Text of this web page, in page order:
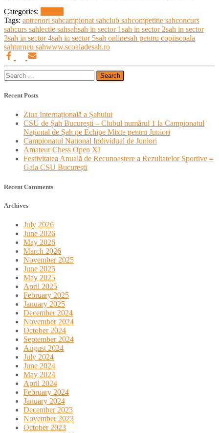
Categories:
Tags: antrenori sahcampionat sahclub sahcompetitie sahconcurs
sahcurs sahlectie sahsahsah in sector 1sah in sector 2sah in sector
3sah in sector 4sah in sector 5sah onlinesah pentru copiiscoala
sahturneu sahwww.scoaladesah.ro
Search
for:
Recent Posts
Ziua Internațională a Șahului
CSU de Șah București – Clubul numărul 1 la Campionatul
Național de Șah pe Echipe Mixte pentru Juniori
Campionatul National Individual de Juniori
Amateur Chess Open XI
Festivitatea Anuală de Recunoaștere a Rezultatelor Sportive –
Gala CSU București
Recent Comments
Archives
July 2026
June 2026
May 2026
March 2026
November 2025
June 2025
May 2025
April 2025
February 2025
January 2025
December 2024
November 2024
October 2024
September 2024
August 2024
July 2024
June 2024
May 2024
April 2024
February 2024
January 2024
December 2023
November 2023
October 2023